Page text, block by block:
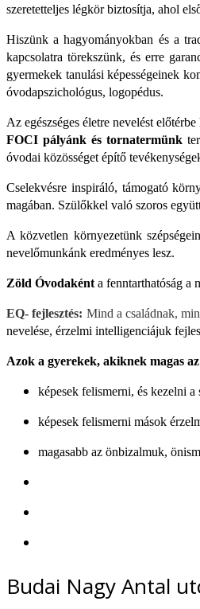
szeretetteljes légkör biztosítja, ahol
Hiszünk a hagyományokban és a
kapcsolatra törekszünk, és erre
gyermekek tanulási képességeinek
óvodapszichológus, logopédus.
Az egészséges életre nevelést
FOCI pályánk és tornatermünk
óvodai közösséget építő
Cselekvésre inspiráló, támogató
magában. Szülőkkel való szoros
A közvetlen környezetünk
nevelőmunkánk eredményes lesz.
Zöld Óvodaként a fenntarthatóság a
EQ- fejlesztés: Mind a családnak,
nevelése, érzelmi intelligenciájuk
Azok a gyerekek, akiknek magas
képesek felismerni, és kezelni
képesek felismerni mások
magasabb az önbizalmuk,
Budai Nagy Antal